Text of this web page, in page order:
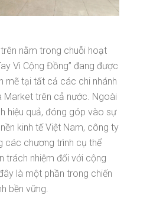
nằm trong chuỗi hoạt
Vì Cộng Đồng” đang được
mẽ tại tất cả các chi nhánh
Market trên cả nước. Ngoài
hiệu quả, đóng góp vào sự
kinh tế Việt Nam, công ty
các chương trình cụ thể
trách nhiệm đối với cộng
là một phần trong chiến
bền vững.